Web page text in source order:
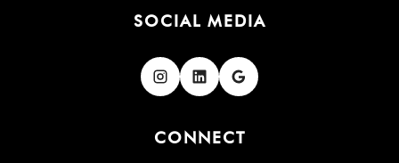
SOCIAL MEDIA
FolgenFolgenFolgen
CONNECT